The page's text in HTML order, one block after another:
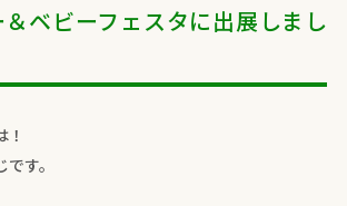
ベビーフェスタに出展しまし
す。